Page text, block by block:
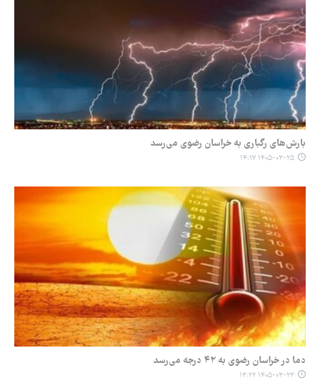
بارش‌های رگباری به خراسان رضوی می‌رسد
۱۴۰۵-۰۳-۲۵ ۱۴:۱۷
دما در خراسان رضوی به ۴۲ درجه می‌رسد
۱۴۰۵-۰۳-۲۳ ۱۳:۲۲